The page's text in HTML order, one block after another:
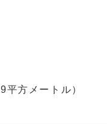
平方メートル）